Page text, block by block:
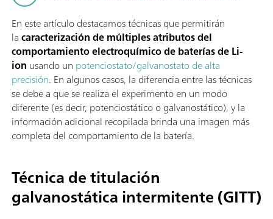
En este artículo destacamos técnicas que permitirán
lacaracterización de múltiples atributos del
comportamiento electroquímico de baterías de Li-
ion usando un potenciostato/galvanostato de alta
precisión. En algunos casos, la diferencia entre las técnicas
se debe a que se realiza el experimento en un modo
diferente (es decir, potenciostático o galvanostático), y la
información adicional recopilada brinda una imagen más
completa del comportamiento de la batería.
Técnica de titulación
galvanostática intermitente (GITT)